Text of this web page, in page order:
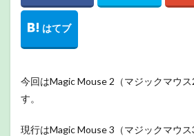
今回はMagic Mouse 2（マジックマウ
す。
現行はMagic Mouse 3（マジックマウ